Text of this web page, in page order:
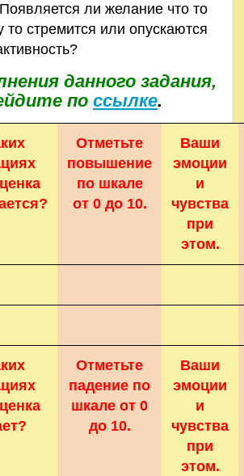
ли желание что то
то стремится или опускаются
данного задания,
по ссылке.
Отметьте
повышение
по шкале
от 0 до 10.
Ваши
эмоции
и
чувства
при
этом.
Отметьте
падение по
шкале от 0
до 10.
Ваши
эмоции
и
чувства
при
этом.